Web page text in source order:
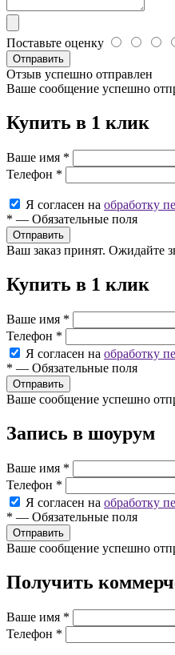
Поставьте оценку
Отправить
Отзыв успешно отправлен
Ваше сообщение успешно
Купить в 1 клик
Ваше имя *
Телефон *
Я согласен на обработку
* — Обязательные поля
Ваш заказ принят. Ожидайте
Купить в 1 клик
Ваше имя *
Телефон *
Я согласен на обработку
* — Обязательные поля
Ваше сообщение успешно
Запись в шоурум
Ваше имя *
Телефон *
Я согласен на обработку
* — Обязательные поля
Ваше сообщение успешно
Получить
Ваше имя *
Телефон *